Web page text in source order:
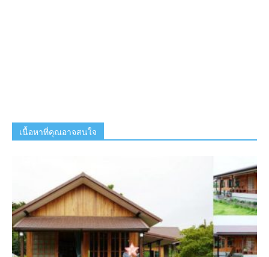
เนื้อหาที่คุณอาจสนใจ